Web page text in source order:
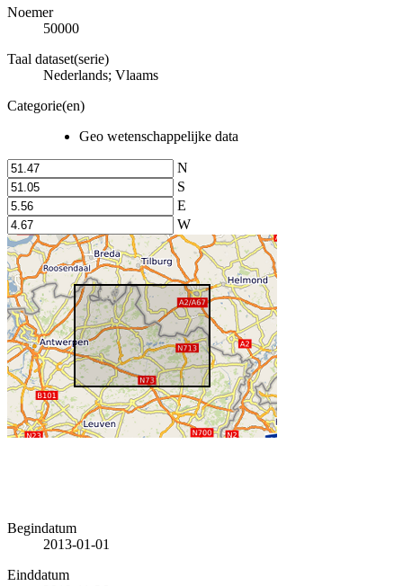
Noemer
50000
Taal dataset(serie)
Nederlands; Vlaams
Categorie(en)
Geo wetenschappelijke data
N
S
E
W
Begindatum
2013-01-01
Einddatum